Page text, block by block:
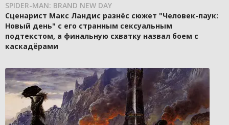
SPIDER-MAN: BRAND NEW DAY
Сценарист Макс Ландис разнёс сюжет "Человек-паук:
Новый день" с его странным сексуальным
подтекстом, а финальную схватку назвал боем с
каскадёрами